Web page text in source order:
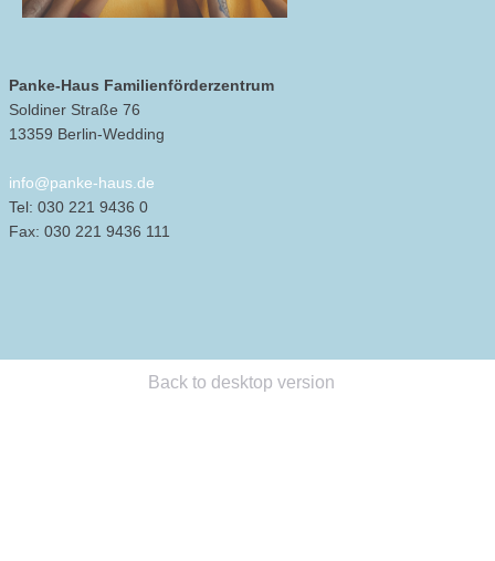
Panke-Haus Familienförderzentrum
Soldiner Straße 76
13359 Berlin-Wedding
info@panke-haus.de
Tel: 030 221 9436 0
Fax: 030 221 9436 111
Back to desktop version